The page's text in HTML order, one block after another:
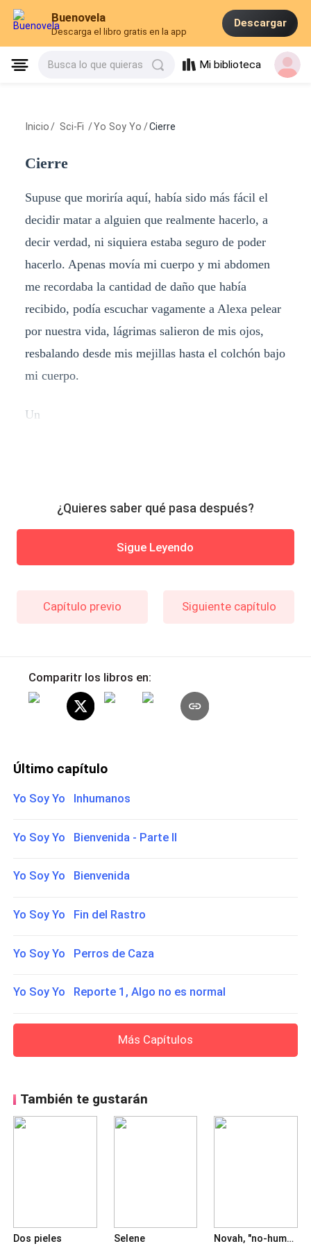
Buenovela
Descarga el libro gratis en la app
Descargar
Busca lo que quieras Mi biblioteca
Inicio / Sci-Fi /Yo Soy Yo /Cierre
Cierre
Supuse que moriría aquí, había sido más fácil el
decidir matar a alguien que realmente hacerlo, a
decir verdad, ni siquiera estaba seguro de poder
hacerlo. Apenas movía mi cuerpo y mi abdomen
me recordaba la cantidad de daño que había
recibido, podía escuchar vagamente a Alexa pelear
por nuestra vida, lágrimas salieron de mis ojos,
resbalando desde mis mejillas hasta el colchón bajo
mi cuerpo.
Un
¿Quieres saber qué pasa después?
Sigue Leyendo
Capítulo previo Siguiente capítulo
Comparitr los libros en:
Último capítulo
Yo Soy Yo Inhumanos
Yo Soy Yo Bienvenida - Parte II
Yo Soy Yo Bienvenida
Yo Soy Yo Fin del Rastro
Yo Soy Yo Perros de Caza
Yo Soy Yo Reporte 1, Algo no es normal
Más Capítulos
También te gustarán
Dos pieles Selene Novah, "no-humana"